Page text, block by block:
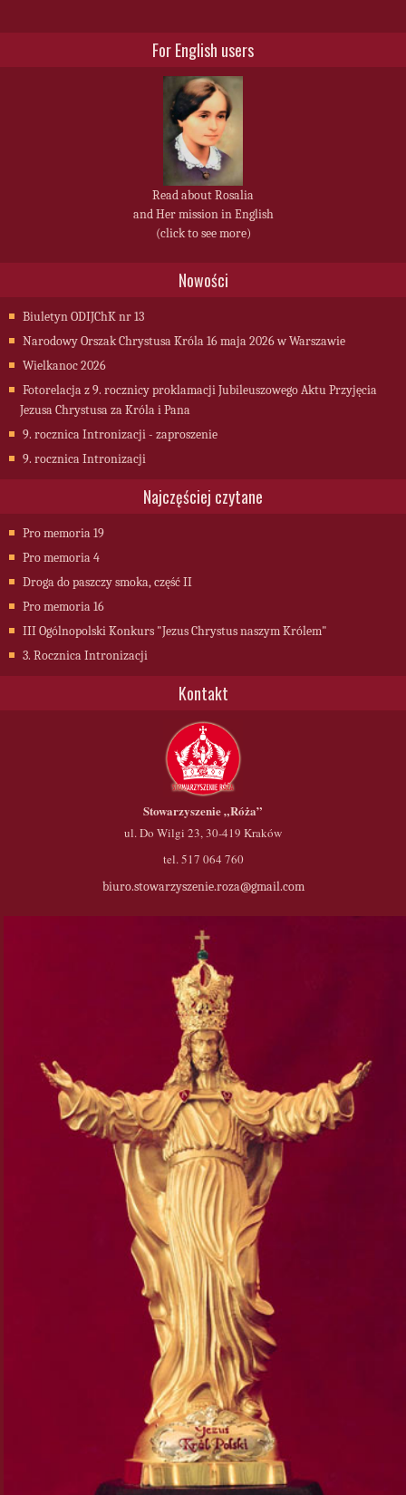
For English users
Read about Rosalia
and Her mission in English
(click to see more)
Nowości
Biuletyn ODIJChK nr 13
Narodowy Orszak Chrystusa Króla 16 maja 2026 w Warszawie
Wielkanoc 2026
Fotorelacja z 9. rocznicy proklamacji Jubileuszowego Aktu Przyjęcia
Jezusa Chrystusa za Króla i Pana
9. rocznica Intronizacji - zaproszenie
9. rocznica Intronizacji
Najczęściej czytane
Pro memoria 19
Pro memoria 4
Droga do paszczy smoka, część II
Pro memoria 16
III Ogólnopolski Konkurs "Jezus Chrystus naszym Królem"
3. Rocznica Intronizacji
Kontakt
Stowarzyszenie„Róża”
ul. Do Wilgi 23, 30-419 Kraków
tel. 517 064 760
biuro.stowarzyszenie.roza@gmail.com